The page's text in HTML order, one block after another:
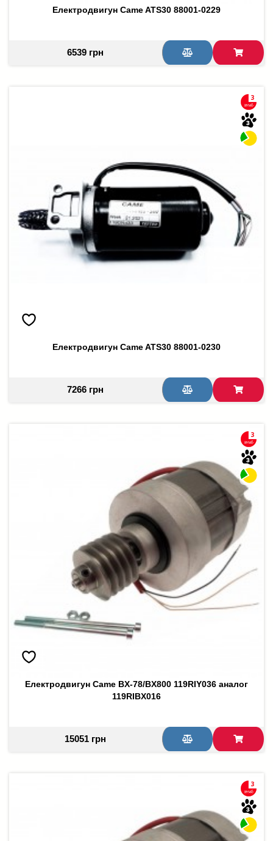
Електродвигун Came ATS30 88001-0229
6539 грн
Електродвигун Came ATS30 88001-0230
7266 грн
Електродвигун Came BX-78/BX800 119RIY036 аналог
119RIBX016
15051 грн